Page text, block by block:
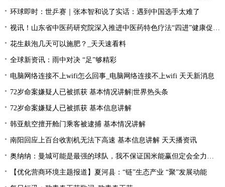
环球即时：世乒赛｜张本智和说了实话：遇到中国选手太难了
视讯！山东省中医药研究院深入推进中医药特色疗法“四进”健康促进行动
花生麸泡几天可以施肥？_天天速看料
全球新资讯：雨中对决 “足”够精彩
电脑网络连接不上wifi怎么回事_电脑网络连接不上wifi 天天新消息
72岁命案嫌疑人已被抓获 基本情况讲解|世界热头条
72岁命案嫌疑人已被抓获 基本信息讲解
韩亚航空擅开舱门乘客被逮捕 基本情况讲解
南阳回应上百台收割机无法下高速 基本信息讲解 天天播资讯
奥纳纳：曼城可能是最强的球队，我不保证国米能赢但定会全力以赴|环球最新
【优化营商环境主题报道】夏河县：“链”生态产业 “聚”发展动能